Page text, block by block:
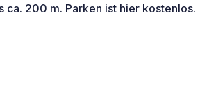
ca. 200 m. Parken ist hier kostenlos.